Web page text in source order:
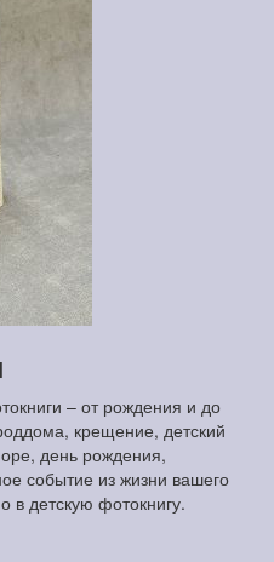
– от рождения и до
крещение, детский
день рождения,
событие из жизни вашего
детскую фотокнигу.